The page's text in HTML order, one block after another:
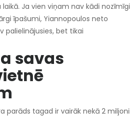
Ja vien viņam nav kādi nozīmīgi
īpašumi, Yiannopoulos neto
palielinājusies, bet tikai
savas
parāds tagad ir vairāk nekā 2 miljoni